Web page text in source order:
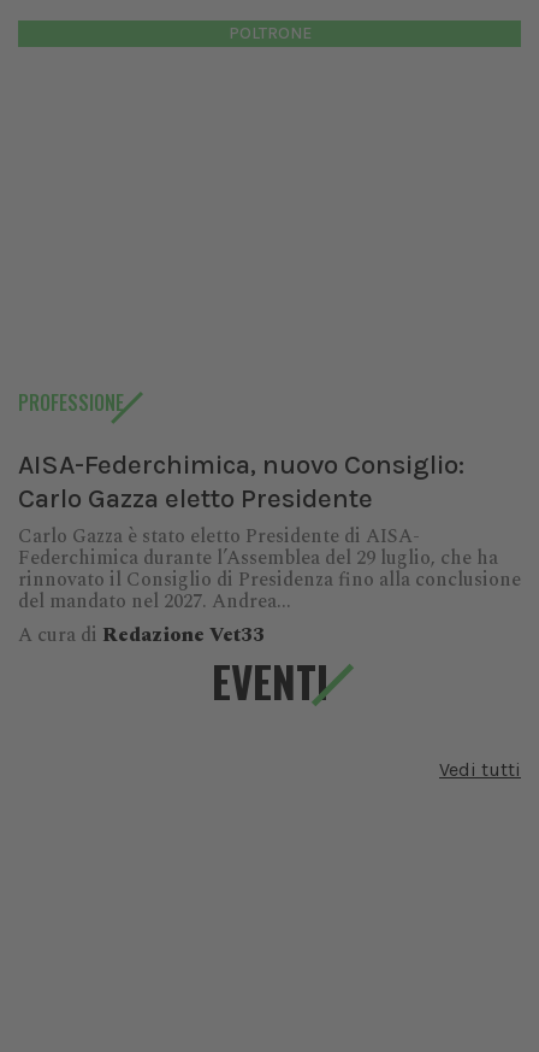
POLTRONE
PROFESSIONE
AISA-Federchimica, nuovo Consiglio:
Carlo Gazza eletto Presidente
Carlo Gazza è stato eletto Presidente di AISA-
Federchimica durante l’Assemblea del 29 luglio, che ha
rinnovato il Consiglio di Presidenza fino alla conclusione
del mandato nel 2027. Andrea...
A cura di Redazione Vet33
EVENTI
Vedi tutti